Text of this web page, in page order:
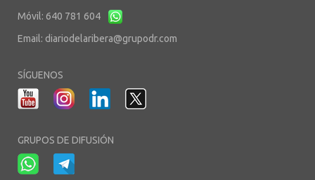
Móvil: 640 781 604
Email: diariodelaribera@grupodr.com
SÍGUENOS
GRUPOS DE DIFUSIÓN